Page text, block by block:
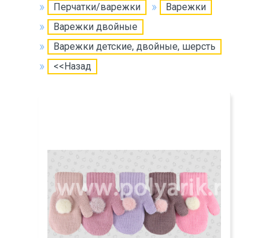
Перчатки/варежки
Варежки
Варежки двойные
Варежки детские, двойные, шерсть
<<Назад